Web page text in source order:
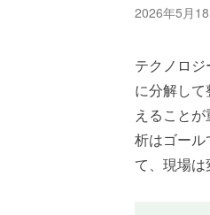
2026年5月
テクノロ
に分解し
えること
析はゴー
て、現場